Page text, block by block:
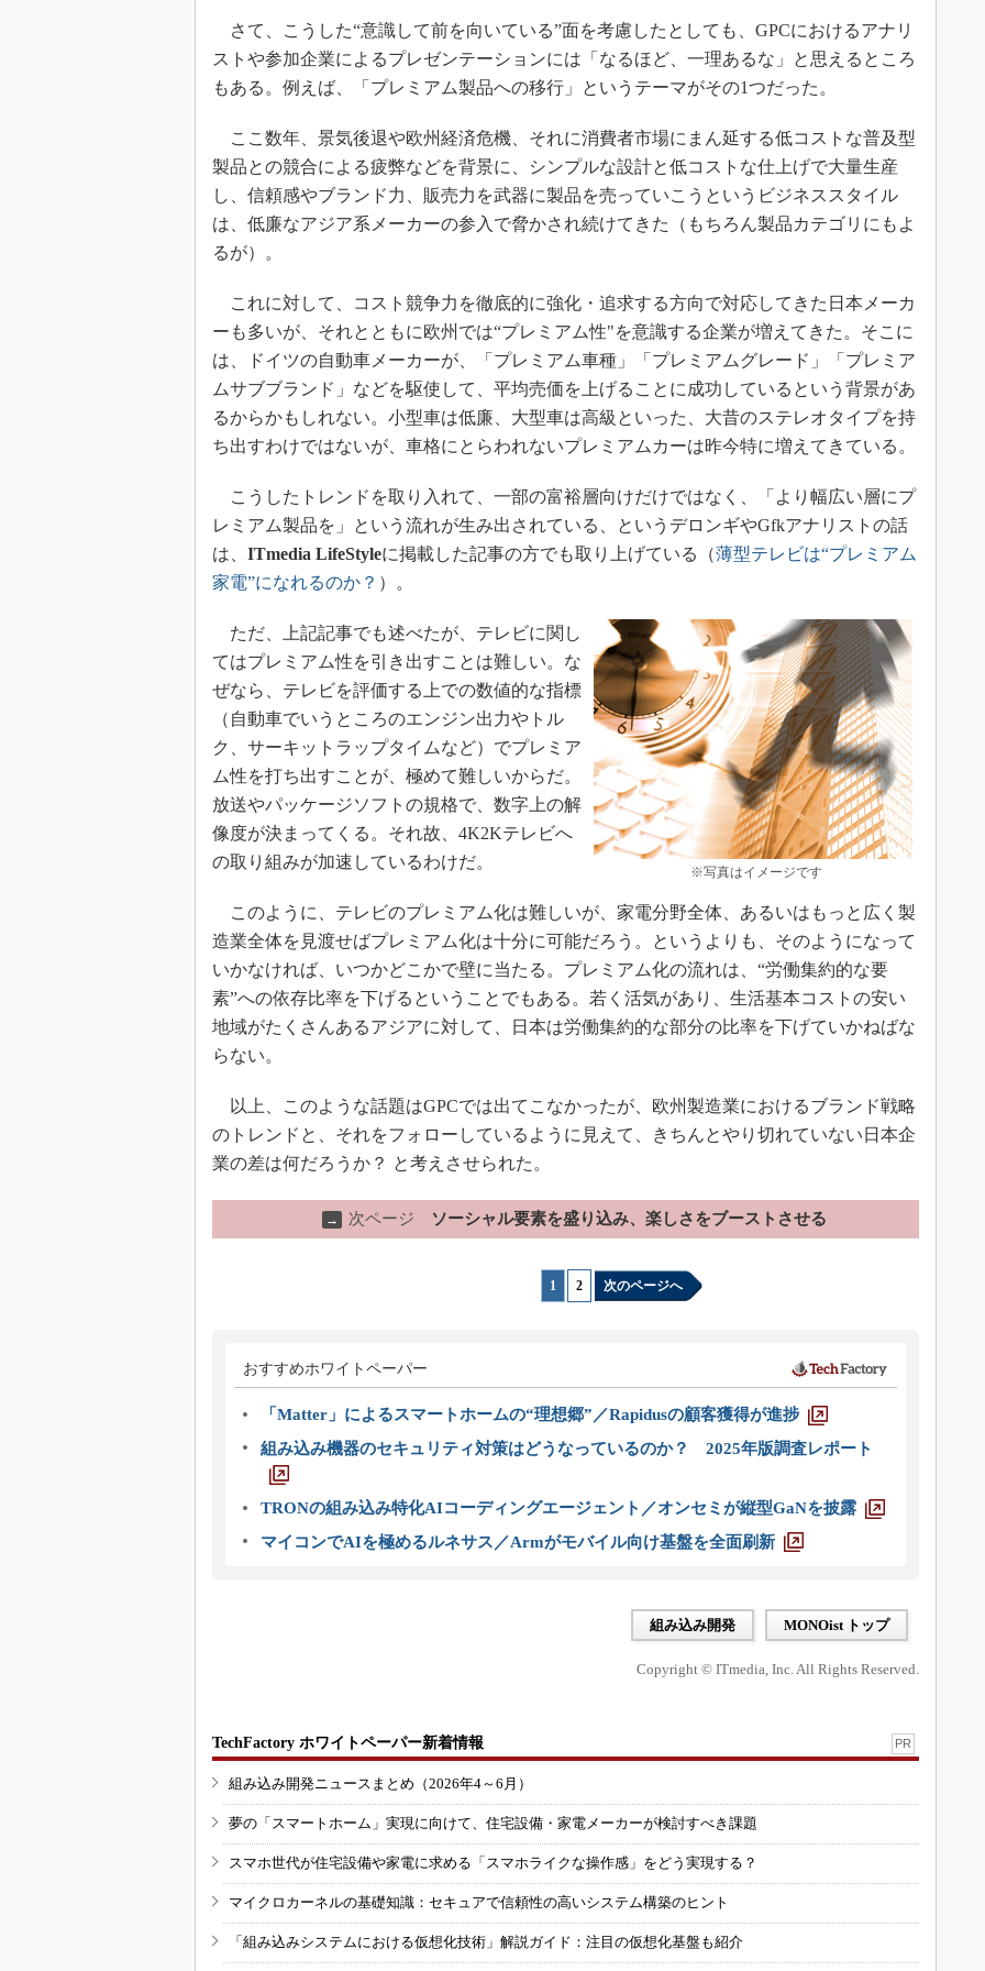
さて、こうした“意識して前を向いている”面を考慮したとしても、GPCにおけるアナリ
ストや参加企業によるプレゼンテーションには「なるほど、一理あるな」と思えるところ
もある。例えば、「プレミアム製品への移行」というテーマがその1つだった。
ここ数年、景気後退や欧州経済危機、それに消費者市場にまん延する低コストな普及型
製品との競合による疲弊などを背景に、シンプルな設計と低コストな仕上げで大量生産
し、信頼感やブランド力、販売力を武器に製品を売っていこうというビジネススタイル
は、低廉なアジア系メーカーの参入で脅かされ続けてきた（もちろん製品カテゴリにもよ
るが）。
これに対して、コスト競争力を徹底的に強化・追求する方向で対応してきた日本メーカ
ーも多いが、それとともに欧州では“プレミアム性"を意識する企業が増えてきた。そこに
は、ドイツの自動車メーカーが、「プレミアム車種」「プレミアムグレード」「プレミア
ムサブブランド」などを駆使して、平均売価を上げることに成功しているという背景があ
るからかもしれない。小型車は低廉、大型車は高級といった、大昔のステレオタイプを持
ち出すわけではないが、車格にとらわれないプレミアムカーは昨今特に増えてきている。
こうしたトレンドを取り入れて、一部の富裕層向けだけではなく、「より幅広い層にプ
レミアム製品を」という流れが生み出されている、というデロンギやGfkアナリストの話
は、 ITmedia LifeStyleに掲載した記事の方でも取り上げている（薄型テレビは“プレミアム
家電”になれるのか？ ）。
※写真はイメージです
ただ、上記記事でも述べたが、テレビに関し
てはプレミアム性を引き出すことは難しい。な
ぜなら、テレビを評価する上での数値的な指標
（自動車でいうところのエンジン出力やトル
ク、サーキットラップタイムなど）でプレミア
ム性を打ち出すことが、極めて難しいからだ。
放送やパッケージソフトの規格で、数字上の解
像度が決まってくる。それ故、4K2Kテレビへ
の取り組みが加速しているわけだ。
このように、テレビのプレミアム化は難しいが、家電分野全体、あるいはもっと広く製
造業全体を見渡せばプレミアム化は十分に可能だろう。というよりも、そのようになって
いかなければ、いつかどこかで壁に当たる。プレミアム化の流れは、“労働集約的な要
素”への依存比率を下げるということでもある。若く活気があり、生活基本コストの安い
地域がたくさんあるアジアに対して、日本は労働集約的な部分の比率を下げていかねばな
らない。
以上、このような話題はGPCでは出てこなかったが、欧州製造業におけるブランド戦略
のトレンドと、それをフォローしているように見えて、きちんとやり切れていない日本企
業の差は何だろうか？ と考えさせられた。
→ 次ページ ソーシャル要素を盛り込み、楽しさをブーストさせる
1 2 次のページへ
おすすめホワイトペーパー
「Matter」によるスマートホームの“理想郷”／Rapidusの顧客獲得が進捗
組み込み機器のセキュリティ対策はどうなっているのか？ 2025年版調査レポート
TRONの組み込み特化AIコーディングエージェント／オンセミが縦型GaNを披露
マイコンでAIを極めるルネサス／Armがモバイル向け基盤を全面刷新
組み込み開発 MONOist トップ
Copyright © ITmedia, Inc. All Rights Reserved.
TechFactory ホワイトペーパー新着情報 PR
組み込み開発ニュースまとめ（2026年4～6月）
夢の「スマートホーム」実現に向けて、住宅設備・家電メーカーが検討すべき課題
スマホ世代が住宅設備や家電に求める「スマホライクな操作感」をどう実現する？
マイクロカーネルの基礎知識：セキュアで信頼性の高いシステム構築のヒント
「組み込みシステムにおける仮想化技術」解説ガイド：注目の仮想化基盤も紹介